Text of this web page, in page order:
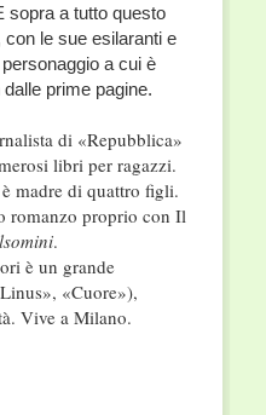
sopra a tutto questo
con le sue esilaranti e
a cui è
prime pagine.
di «Repubblica»
libri per ragazzi.
madre di quattro figli.
romanzo proprio con Il
.
è un grande
«Cuore»),
Vive a Milano.